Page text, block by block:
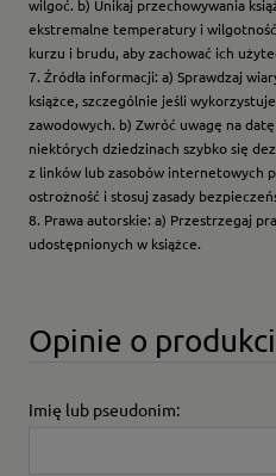
wilgoć. b) Unikaj przechowywania
ekstremalne temperatury i
kurzu i brudu, aby zachować ich
7. Źródła informacji: a) Sprawdzaj
książce, szczególnie jeśli
zawodowych. b) Zwróć uwagę na
niektórych dziedzinach szybko się
z linków lub zasobów internetowych
ostrożność i stosuj zasady
8. Prawa autorskie: a) Przestrzegaj
udostępnionych w książce.
Opinie o
Imię lub pseudonim: